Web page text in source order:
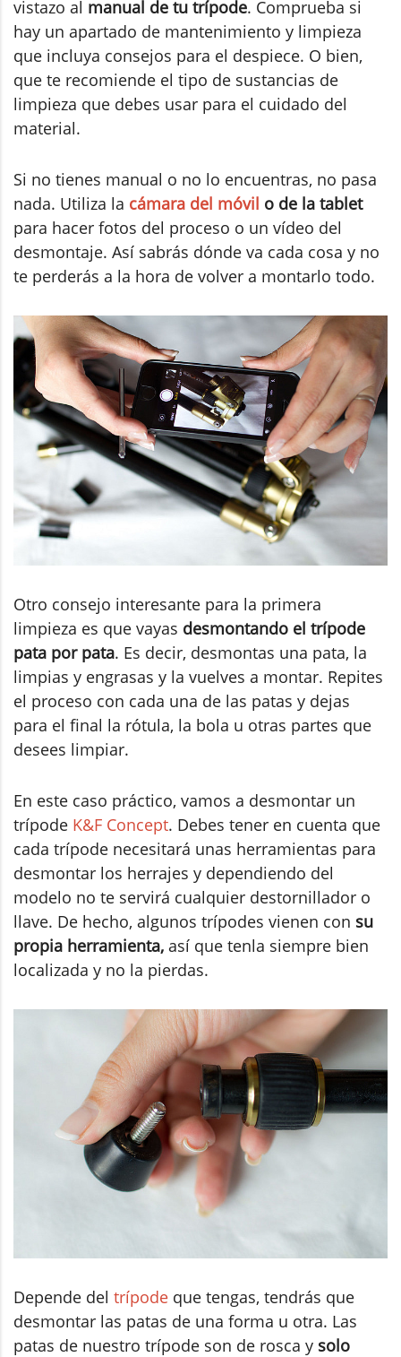
vistazo al manual de tu trípode. Comprueba si
hay un apartado de mantenimiento y limpieza
que incluya consejos para el despiece. O bien,
que te recomiende el tipo de sustancias de
limpieza que debes usar para el cuidado del
material.
Si no tienes manual o no lo encuentras, no pasa
nada. Utiliza la cámara del móvil o de la tablet
para hacer fotos del proceso o un vídeo del
desmontaje. Así sabrás dónde va cada cosa y no
te perderás a la hora de volver a montarlo todo.
Otro consejo interesante para la primera
limpieza es que vayas desmontando el trípode
pata por pata. Es decir, desmontas una pata, la
limpias y engrasas y la vuelves a montar. Repites
el proceso con cada una de las patas y dejas
para el final la rótula, la bola u otras partes que
desees limpiar.
En este caso práctico, vamos a desmontar un
trípode K&F Concept. Debes tener en cuenta que
cada trípode necesitará unas herramientas para
desmontar los herrajes y dependiendo del
modelo no te servirá cualquier destornillador o
llave. De hecho, algunos trípodes vienen con su
propia herramienta, así que tenla siempre bien
localizada y no la pierdas.
Depende del trípode que tengas, tendrás que
desmontar las patas de una forma u otra. Las
patas de nuestro trípode son de rosca y solo